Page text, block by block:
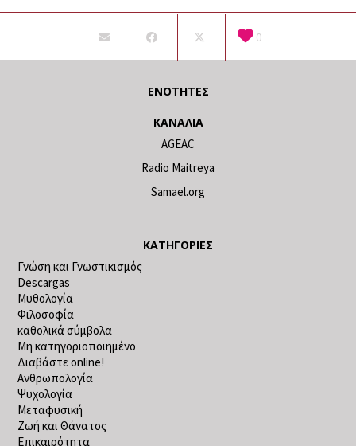
0
ΕΝΌΤΗΤΕΣ
ΚΑΝΆΛΙΑ
AGEAC
Radio Maitreya
Samael.org
ΚΑΤΗΓΟΡΊΕΣ
Γνώση και Γνωστικισμός
Descargas
Μυθολογία
Φιλοσοφία
καθολικά σύμβολα
Μη κατηγοριοποιημένο
Διαβάστε online!
Ανθρωπολογία
Ψυχολογία
Μεταφυσική
Ζωή και Θάνατος
Επικαιρότητα